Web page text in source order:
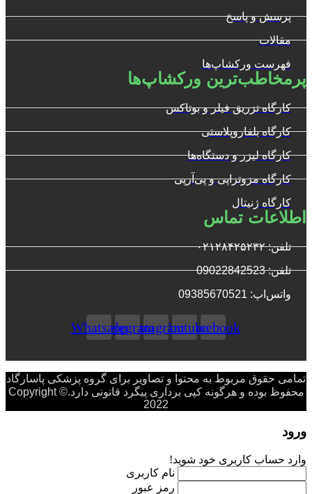
پرسش و پاسخ
مقالات
فهرست ورکشاپ‌ها
پرمخاطب‌ترین ورکشاپ‌ها
کارگاه تزریق فیلر و بوتاکس
کارگاه بلفاروپلاستی
کارگاه لیزر و دستگاه‌ها
کارگاه مزوتراپی و پی‌آرپی
کارگاه ژنیتال
اطلاعات تماس
تلفن: ۰۲۱۲۸۴۲۵۲۳۲
تلفن: 09022842523
واتس‌‌اپ: 09385670521
Facebook
Youtube
Instagram
Telegram
Whatsapp
تمامی حقوق مربوط به محتوا و تصاویر برای گروه پزشکی پاسارگاد
محفوظ بوده و هرگونه کپی برداری پیگرد قانونی دارد.Copyright ©
2022
ورود
وارد حساب کاربری خود شوید!
نام کاربری
رمز عبور